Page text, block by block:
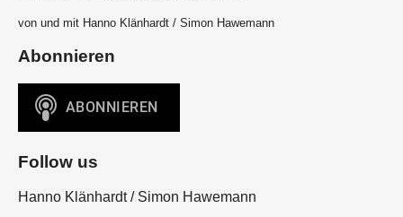
von und mit Hanno Klänhardt / Simon Hawemann
Abonnieren
Follow us
Hanno Klänhardt / Simon Hawemann